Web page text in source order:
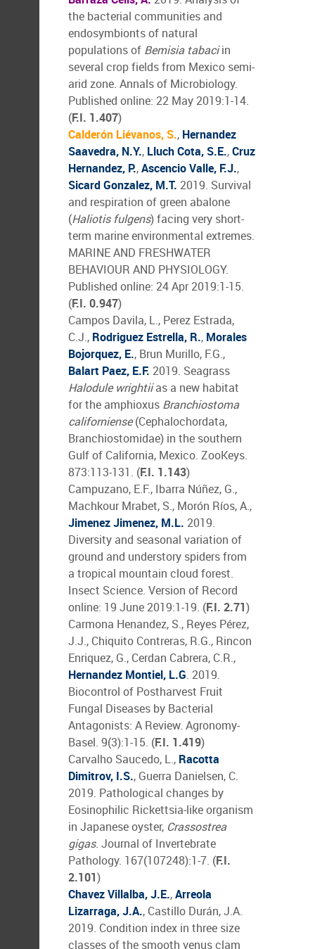
the bacterial communities and
endosymbionts of natural
populations of Bemisia tabaciin
several crop fields from Mexico semi-
arid zone. Annals of Microbiology.
Published online: 22 May 2019:1-14.
(F.I. 1.407)
Calderón Liévanos, S., Hernandez
Saavedra, N.Y., Lluch Cota, S.E.,Cruz
Hernandez, P.,Ascencio Valle, F.J.,
Sicard Gonzalez, M.T. 2019. Survival
and respiration of green abalone
(Haliotis fulgens) facing very short-
term marine environmental extremes.
MARINE AND FRESHWATER
BEHAVIOUR AND PHYSIOLOGY.
Published online: 24 Apr 2019:1-15.
(F.I. 0.947)
Campos Davila, L., Perez Estrada,
C.J., Rodriguez Estrella, R., Morales
Bojorquez, E., Brun Murillo, F.G.,
Balart Paez, E.F. 2019. Seagrass
Halodule wrightiias a new habitat
for the amphioxus Branchiostoma
californiense(Cephalochordata,
Branchiostomidae) in the southern
Gulf of California, Mexico. ZooKeys.
873:113-131. (F.I. 1.143)
Campuzano, E.F., Ibarra Núñez, G.,
Machkour Mrabet, S., Morón Ríos, A.,
Jimenez Jimenez, M.L. 2019.
Diversity and seasonal variation of
ground and understory spiders from
a tropical mountain cloud forest.
Insect Science. Version of Record
online: 19 June 2019:1-19. (F.I. 2.71)
Carmona Henandez, S., Reyes Pérez,
J.J., Chiquito Contreras, R.G., Rincon
Enriquez, G., Cerdan Cabrera, C.R.,
Hernandez Montiel, L.G. 2019.
Biocontrol of Postharvest Fruit
Fungal Diseases by Bacterial
Antagonists: A Review. Agronomy-
Basel. 9(3):1-15. (F.I. 1.419)
Carvalho Saucedo, L., Racotta
Dimitrov, I.S., Guerra Danielsen, C.
2019. Pathological changes by
Eosinophilic Rickettsia-like organism
in Japanese oyster, Crassostrea
gigas. Journal of Invertebrate
Pathology. 167(107248):1-7. (F.I.
2.101)
Chavez Villalba, J.E.,Arreola
Lizarraga, J.A., Castillo Durán, J.A.
2019. Condition index in three size
classes of the smooth venus clam